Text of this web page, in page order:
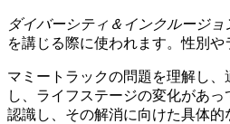
ダイバーシティ＆インクルージョ
を講じる際に使われます。性別
マミートラックの問題を理解し
し、ライフステージの変化があ
認識し、その解消に向けた具体的